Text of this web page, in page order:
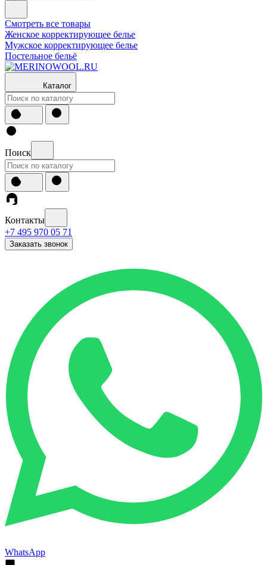
Смотреть все товары
Женское корректирующее белье
Мужское корректирующее белье
Постельное бельё
Каталог
Поиск
Контакты
+7 495 970 05 71
Заказать звонок
WhatsApp